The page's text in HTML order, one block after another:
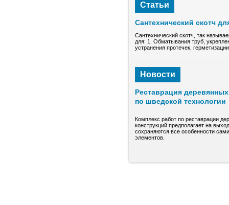
Статьи
Сантехнический скотч
Сантехнический скотч, так
для: 1. Обматывания труб,
устранения протечек,
Новости
Реставрация
по шведской технологии
Комплекс работ по реставрации
конструкций предполагает на
сохраняются все особенности
элементов.